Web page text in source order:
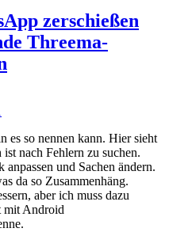
zerschießen
Threema-
es so nennen kann. Hier sieht
nach Fehlern zu suchen.
und Sachen ändern.
da so Zusammenhäng.
aber ich muss dazu
mit Android